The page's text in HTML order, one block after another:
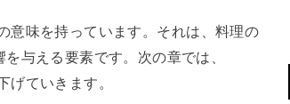
意味を持っています。それは、料理の
与える要素です。次の章では、
ていきます。